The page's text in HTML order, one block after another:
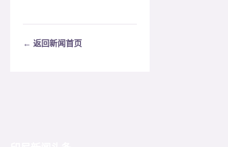
← 返回新闻首页